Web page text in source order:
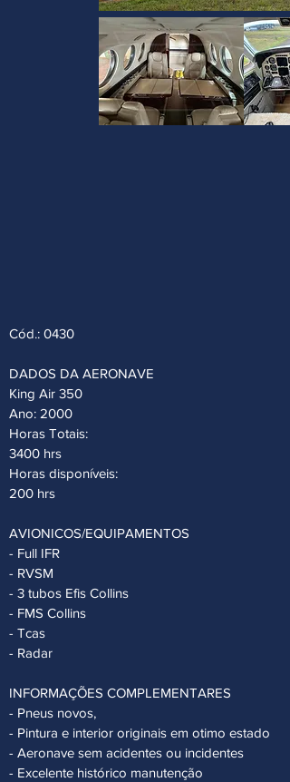
Cód.: 0430
DADOS DA AERONAVE
King Air 350
Ano: 2000
Horas Totais:
3400 hrs
Horas disponíveis:
200 hrs
AVIONICOS/EQUIPAMENTOS
- Full IFR
- ⁠RVSM
- ⁠3 tubos Efis Collins
- ⁠FMS Collins
- ⁠Tcas
- ⁠Radar
INFORMAÇÕES COMPLEMENTARES
- ⁠Pneus novos,
- Pintura e interior originais em otimo estado
- Aeronave sem acidentes ou incidentes
- Excelente histórico manutenção